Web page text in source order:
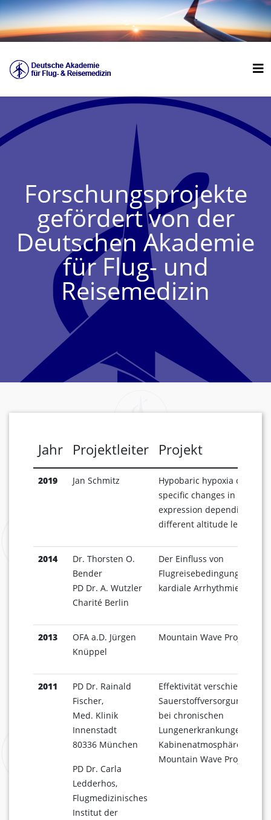
Forschungsprojekte
gefördert von der
Deutschen Akademie
für Flug- und
Reisemedizin
Jahr Projektleiter Projekt
2019 Jan Schmitz
Hypobaric hypoxia can
specific changes in protein
expression depending on
different altitude levels
2014
Dr. Thorsten O.
Bender
PD Dr. A. Wutzler
Charité Berlin
Der Einfluss von
Flugreisebedingungen auf
kardiale Arrhythmien
2013
OFA a.D. Jürgen
Knüppel
Mountain Wave Projekt
2011
PD Dr. Rainald
Fischer,
Med. Klinik
Innenstadt
80336 München
PD Dr. Carla
Ledderhos,
Flugmedizinisches
Institut der
Effektivität verschiedener
bei chronischen
Lungenerkrankungen in
Kabinenatmosphäre
Mountain Wave Projekt